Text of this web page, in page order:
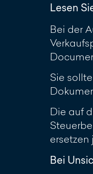
Lesen
Bei der
Sie
Die auf
Bei